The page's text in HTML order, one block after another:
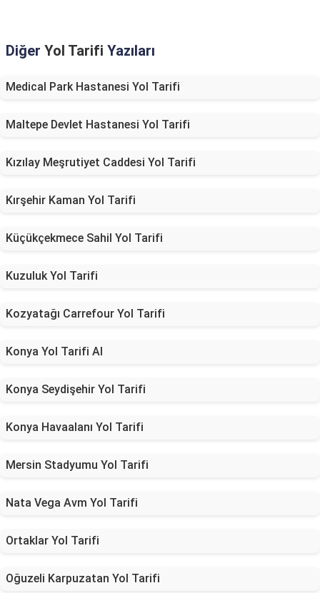
Diğer Yol Tarifi Yazıları
Medical Park Hastanesi Yol Tarifi
Maltepe Devlet Hastanesi Yol Tarifi
Kızılay Meşrutiyet Caddesi Yol Tarifi
Kırşehir Kaman Yol Tarifi
Küçükçekmece Sahil Yol Tarifi
Kuzuluk Yol Tarifi
Kozyatağı Carrefour Yol Tarifi
Konya Yol Tarifi Al
Konya Seydişehir Yol Tarifi
Konya Havaalanı Yol Tarifi
Mersin Stadyumu Yol Tarifi
Nata Vega Avm Yol Tarifi
Ortaklar Yol Tarifi
Oğuzeli Karpuzatan Yol Tarifi